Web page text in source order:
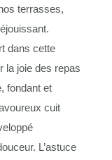
terrasses,
dans cette
la joie des repas
fondant et
cuit
L’astuce